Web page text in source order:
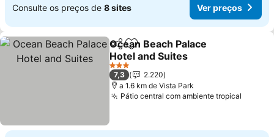
Consulte os preços de 8 sites Ver preços
PartilharAdicionar aos favoritos
Ocean Beach Palace
Hotel and Suites
3 Estrelas
7,3
2.220
a 1.6 km de Vista Park
Pátio central com ambiente tropical